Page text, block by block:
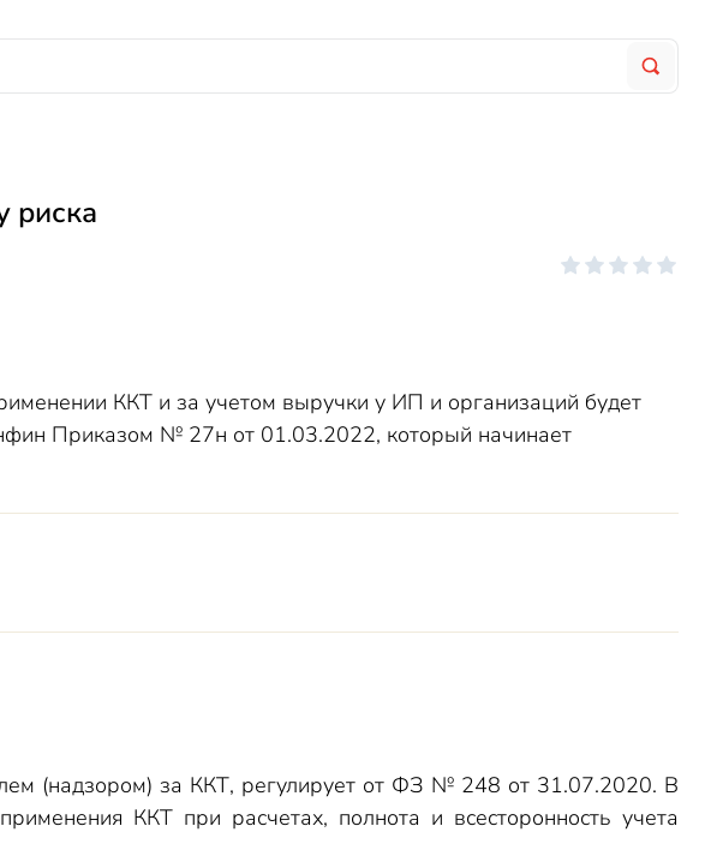
риска
ККТ и за учетом выручки у ИП и организаций будет
Приказом № 27н от 01.03.2022, который начинает
(надзором) за ККТ, регулирует от ФЗ № 248 от 31.07.2020. В
ККТ при расчетах, полнота и всесторонность учета